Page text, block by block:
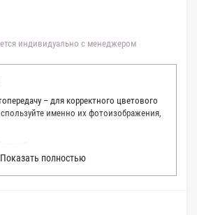
индивидуально с менеджером
– для корректного цветового
именно их фотоизображения,
чтобы точно описать цвет каждой
Мы осматриваем и фотографируем
Показать полностью